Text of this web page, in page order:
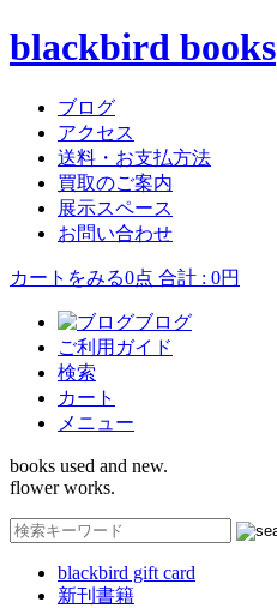
blackbird books
ブログ
アクセス
送料・お支払方法
買取のご案内
展示スペース
お問い合わせ
カートをみる0点 合計 : 0円
ブログ
ご利用ガイド
検索
カート
メニュー
books used and new.
flower works.
blackbird gift card
新刊書籍